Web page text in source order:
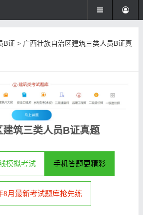
B证> 广西壮族自治区建筑三类人员B证真
筑三类人员B证真题
模拟考试 手机答题更精彩
8月最新考试题库抢先练